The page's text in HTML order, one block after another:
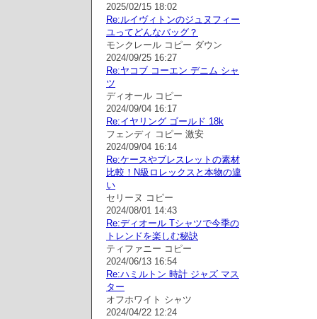
2025/02/15 18:02
Re:ルイヴィトンのジュヌフィー
ユってどんなバッグ？
モンクレール コピー ダウン
2024/09/25 16:27
Re:ヤコブ コーエン デニム シャ
ツ
ディオール コピー
2024/09/04 16:17
Re:イヤリング ゴールド 18k
フェンディ コピー 激安
2024/09/04 16:14
Re:ケースやブレスレットの素材
比較！N級ロレックスと本物の違
い
セリーヌ コピー
2024/08/01 14:43
Re:ディオール Tシャツで今季の
トレンドを楽しむ秘訣
ティファニー コピー
2024/06/13 16:54
Re:ハミルトン 時計 ジャズ マス
ター
オフホワイト シャツ
2024/04/22 12:24